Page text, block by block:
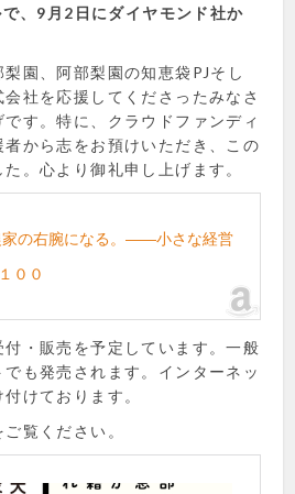
、9月2日にダイヤモンド社か
園、阿部梨園の知恵袋PJそし
社を応援してくださったみなさ
す。特に、クラウドファンディ
から志をお預けいただき、この
。心より御礼申し上げます。
家の右腕になる。――小さな経営
００
・販売を予定しています。一般
も発売されます。インターネッ
けております。
覧ください。